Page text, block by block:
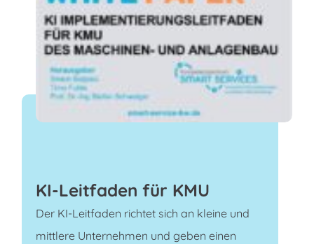
KI-Leitfaden für KMU
Der KI-Leitfaden richtet sich an kleine und
mittlere Unternehmen und geben einen